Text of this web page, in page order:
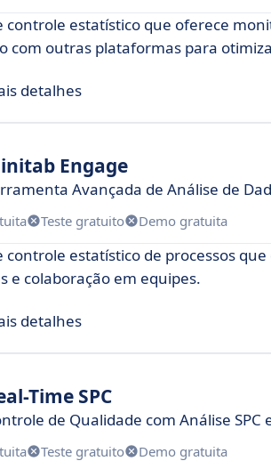
controle estatístico que oferece
com outras plataformas para
detalhes
Engage
Avançada de Análise de
Teste gratuito Demo gratuita
controle estatístico de processos
e colaboração em equipes.
detalhes
Time SPC
de Qualidade com Análise SPC
Teste gratuito Demo gratuita